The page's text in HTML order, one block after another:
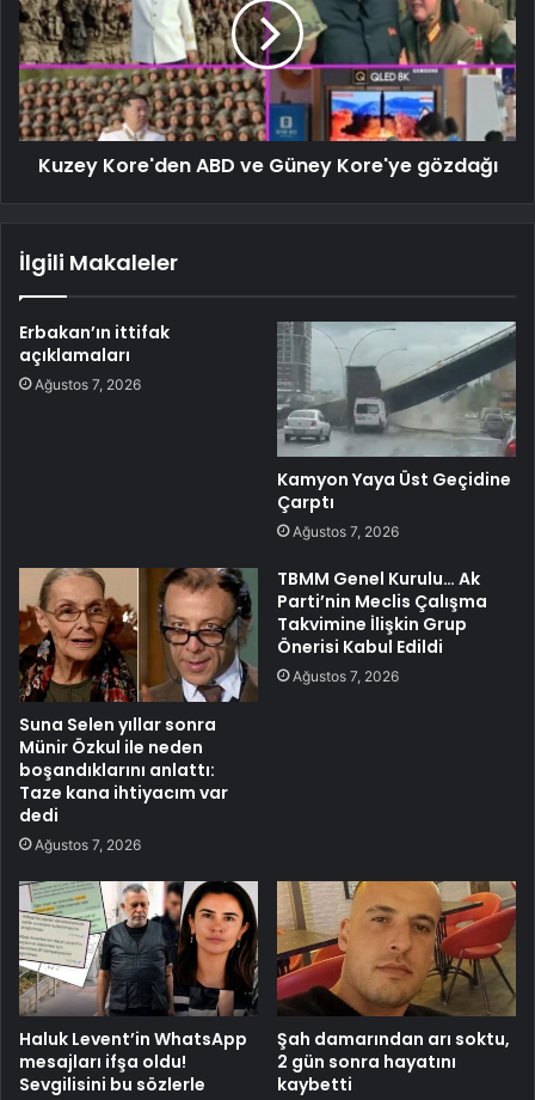
Kuzey Kore'den ABD ve Güney Kore'ye gözdağı
İlgili Makaleler
Erbakan’ın ittifak
açıklamaları
Ağustos 7, 2026
Kamyon Yaya Üst Geçidine
Çarptı
Ağustos 7, 2026
Suna Selen yıllar sonra
Münir Özkul ile neden
boşandıklarını anlattı:
Taze kana ihtiyacım var
dedi
Ağustos 7, 2026
TBMM Genel Kurulu… Ak
Parti’nin Meclis Çalışma
Takvimine İlişkin Grup
Önerisi Kabul Edildi
Ağustos 7, 2026
Haluk Levent’in WhatsApp
mesajları ifşa oldu!
Sevgilisini bu sözlerle
Şah damarından arı soktu,
2 gün sonra hayatını
kaybetti